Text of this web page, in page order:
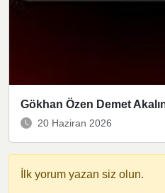
Gökhan Özen Demet
20 Haziran 2026
İlk yorum yazan siz olun.